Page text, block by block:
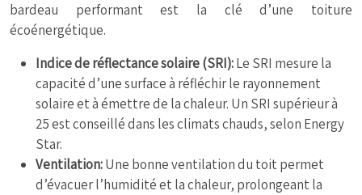
bardeau performant est la clé d’une toiture
écoénergétique.
Indice de réflectance solaire (SRI):Le SRI mesure la
capacité d’une surface à réfléchir le rayonnement
solaire et à émettre de la chaleur. Un SRI supérieur à
25 est conseillé dans les climats chauds, selon Energy
Star.
Ventilation:Une bonne ventilation du toit permet
d’évacuer l’humidité et la chaleur, prolongeant la